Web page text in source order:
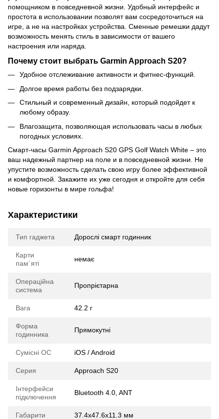
помощником в повседневной жизни. Удобный интерфейс и
простота в использовании позволят вам сосредоточиться на
игре, а не на настройках устройства. Сменные ремешки дадут
возможность менять стиль в зависимости от вашего
настроения или наряда.
Почему стоит выбрать Garmin Approach S20?
Удобное отслеживание активности и фитнес-функций.
Долгое время работы без подзарядки.
Стильный и современный дизайн, который подойдет к
любому образу.
Влагозащита, позволяющая использовать часы в любых
погодных условиях.
Смарт-часы Garmin Approach S20 GPS Golf Watch White – это
ваш надежный партнер на поле и в повседневной жизни. Не
упустите возможность сделать свою игру более эффективной
и комфортной. Закажите их уже сегодня и откройте для себя
новые горизонты в мире гольфа!
Характеристики
Тип гаджета Дорослі смарт годинник
Карти
пам`яті
немає
Операційна
система
Пропрієтарна
Вага 42.2 г
Форма
годинника
Прямокутні
Сумісні ОС iOS / Android
Серия Approach S20
Інтерфейси
підключення
Bluetooth 4.0, ANT
Габарити 37.4x47.6x11.3 мм